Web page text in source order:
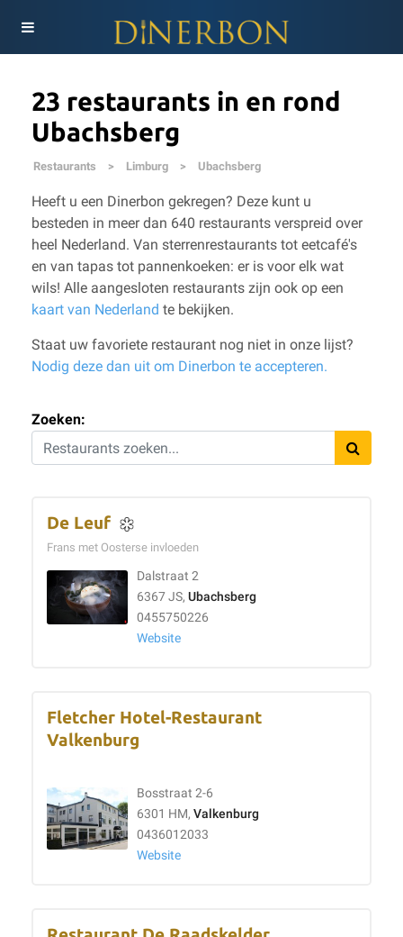
23 restaurants in en rond
Ubachsberg
Restaurants > Limburg > Ubachsberg
Heeft u een Dinerbon gekregen? Deze kunt u
besteden in meer dan 640 restaurants verspreid over
heel Nederland. Van sterrenrestaurants tot eetcafé's
en van tapas tot pannenkoeken: er is voor elk wat
wils! Alle aangesloten restaurants zijn ook op een
kaart van Nederland te bekijken.
Staat uw favoriete restaurant nog niet in onze lijst?
Nodig deze dan uit om Dinerbon te accepteren.
Zoeken:
De Leuf
Frans met Oosterse invloeden
Dalstraat 2
6367 JS, Ubachsberg
0455750226
Website
Fletcher Hotel-Restaurant
Valkenburg
Bosstraat 2-6
6301 HM, Valkenburg
0436012033
Website